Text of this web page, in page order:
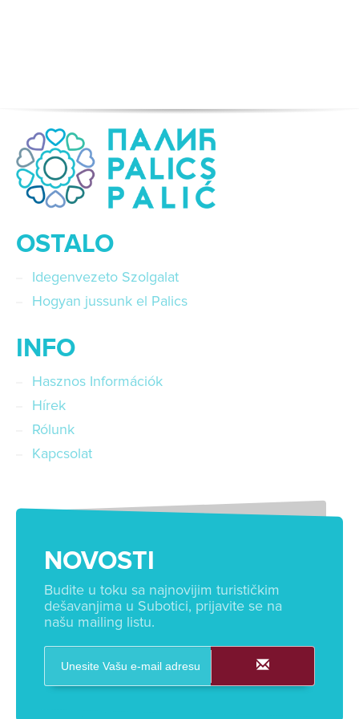
OSTALO
Idegenvezeto Szolgalat
Hogyan jussunk el Palics
INFO
Hasznos Információk
Hírek
Rólunk
Kapcsolat
NOVOSTI
Budite u toku sa najnovijim turističkim
dešavanjima u Subotici, prijavite se na
našu mailing listu.